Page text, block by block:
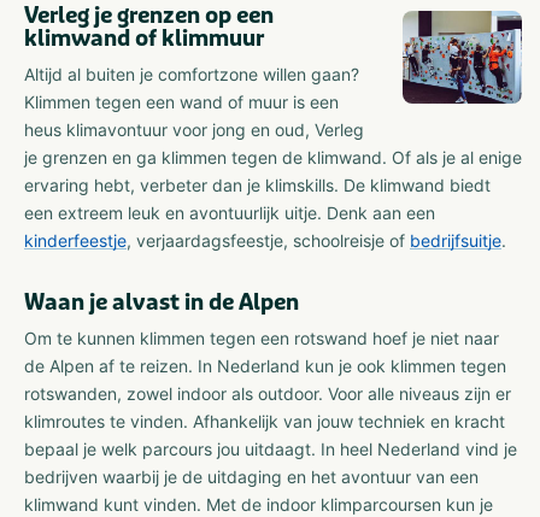
Verleg je grenzen op een
klimwand of klimmuur
Altijd al buiten je comfortzone willen gaan?
Klimmen tegen een wand of muur is een
heus klimavontuur voor jong en oud, Verleg
je grenzen en ga klimmen tegen de klimwand. Of als je al enige
ervaring hebt, verbeter dan je klimskills. De klimwand biedt
een extreem leuk en avontuurlijk uitje. Denk aan een
kinderfeestje, verjaardagsfeestje, schoolreisje of bedrijfsuitje.
Waan je alvast in de Alpen
Om te kunnen klimmen tegen een rotswand hoef je niet naar
de Alpen af te reizen. In Nederland kun je ook klimmen tegen
rotswanden, zowel indoor als outdoor. Voor alle niveaus zijn er
klimroutes te vinden. Afhankelijk van jouw techniek en kracht
bepaal je welk parcours jou uitdaagt. In heel Nederland vind je
bedrijven waarbij je de uitdaging en het avontuur van een
klimwand kunt vinden. Met de indoor klimparcoursen kun je